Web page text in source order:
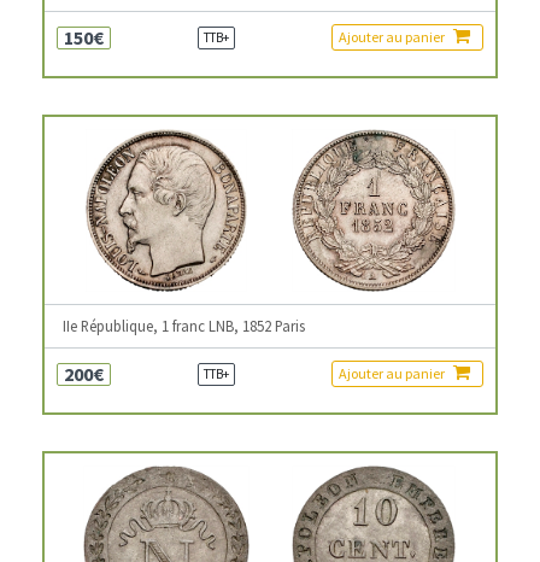
150€ TTB+ Ajouter au panier
IIe République, 1 franc LNB, 1852 Paris
200€ TTB+ Ajouter au panier